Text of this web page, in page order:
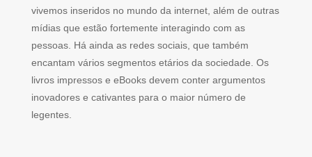
vivemos inseridos no mundo da internet, além de outras
mídias que estão fortemente interagindo com as
pessoas. Há ainda as redes sociais, que também
encantam vários segmentos etários da sociedade. Os
livros impressos e eBooks devem conter argumentos
inovadores e cativantes para o maior número de
legentes.